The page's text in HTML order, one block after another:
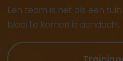
Een team is net als een
bloei te komen is aandacht